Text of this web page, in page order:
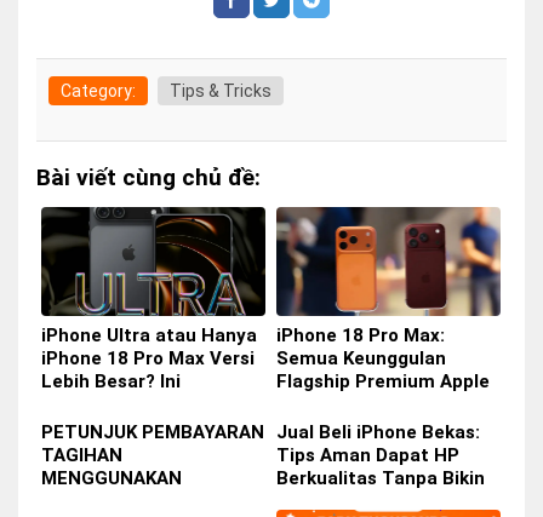
Category: Tips & Tricks
Bài viết cùng chủ đề:
iPhone Ultra atau Hanya
iPhone 18 Pro Max Versi
Lebih Besar? Ini
Anda Ketahui
iPhone 18 Pro Max:
Semua Keunggulan
Flagship Premium Apple
PETUNJUK PEMBAYARAN
TAGIHAN
MENGGUNAKAN
Jual Beli iPhone Bekas:
Tips Aman Dapat HP
Berkualitas Tanpa Bikin